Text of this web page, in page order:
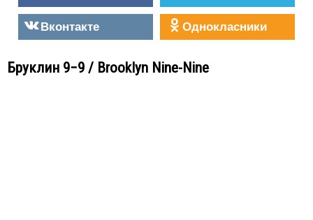
Вконтакте
Однокласники
Бруклин 9−9 / Brooklyn Nine-Nine